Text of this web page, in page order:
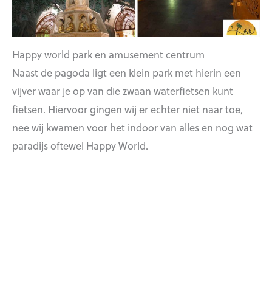
Happy world park en amusement centrum
Naast de pagoda ligt een klein park met hierin een
vijver waar je op van die zwaan waterfietsen kunt
fietsen. Hiervoor gingen wij er echter niet naar toe,
nee wij kwamen voor het indoor van alles en nog wat
paradijs oftewel Happy World.